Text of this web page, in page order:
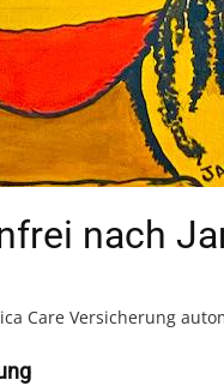
nach
Care Versicherung